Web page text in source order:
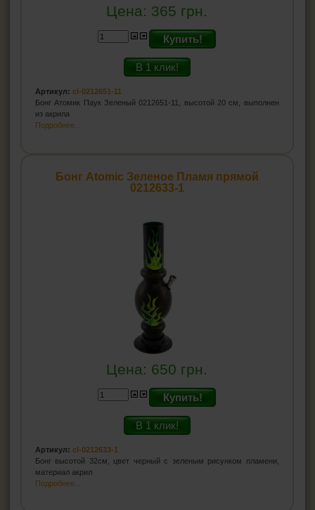
Цена: 365 грн.
Купить!
В 1 клик!
Артикул: cl-0212651-11
Бонг Атомик Паук Зеленый 0212651-11, высотой 20 см, выполнен
из акрила
Подробнее...
Бонг Atomic Зеленое Пламя прямой
0212633-1
Цена: 650 грн.
Купить!
В 1 клик!
Артикул: cl-0212633-1
Бонг высотой 32см, цвет черный с зеленым рисунком пламени,
материал акрил
Подробнее...
КАЛЬЯНЫ И ВСЁ ДЛЯ НИХ